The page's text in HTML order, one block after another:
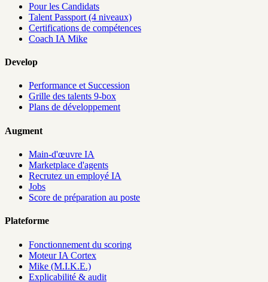
Pour les Candidats
Talent Passport (4 niveaux)
Certifications de compétences
Coach IA Mike
Develop
Performance et Succession
Grille des talents 9-box
Plans de développement
Augment
Main-d'œuvre IA
Marketplace d'agents
Recrutez un employé IA
Jobs
Score de préparation au poste
Plateforme
Fonctionnement du scoring
Moteur IA Cortex
Mike (M.I.K.E.)
Explicabilité & audit